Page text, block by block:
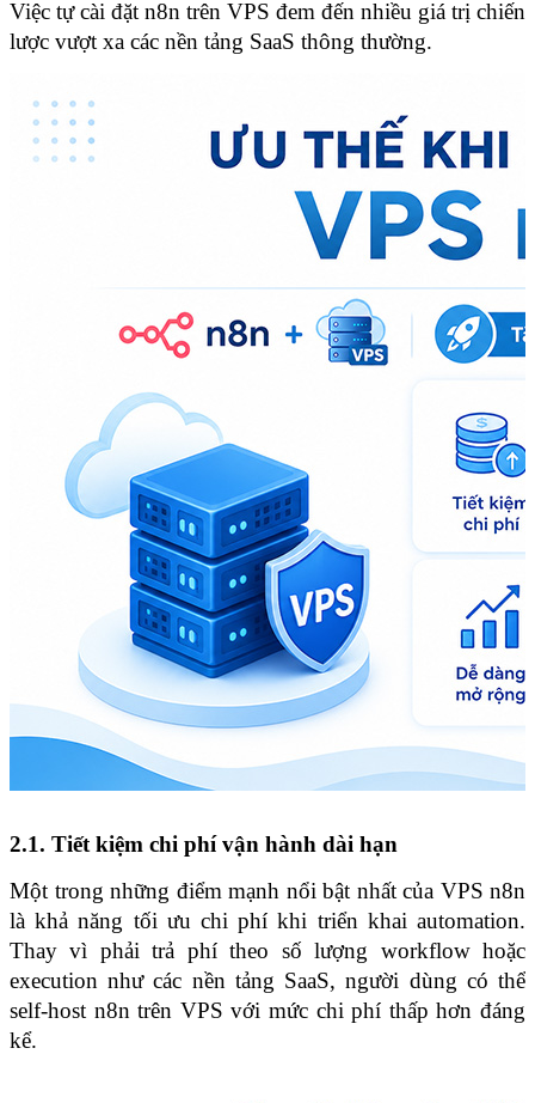
Việc tự cài đặt n8n trên VPS đem đến nhiều giá trị chiến
lược vượt xa các nền tảng SaaS thông thường.
2.1. Tiết kiệm chi phí vận hành dài hạn
Một trong những điểm mạnh nổi bật nhất của VPS n8n
là khả năng tối ưu chi phí khi triển khai automation.
Thay vì phải trả phí theo số lượng workflow hoặc
execution như các nền tảng SaaS, người dùng có thể
self-host n8n trên VPS với mức chi phí thấp hơn đáng
kể.